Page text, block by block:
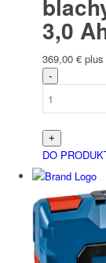
3,0
369,00 € plus
DO